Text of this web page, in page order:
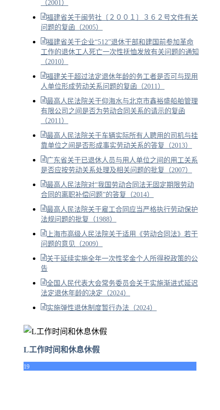
（2001）
福建省关于闽劳社〔２００１〕３６２号文件有关
问题的复函（2005）
福建省关于企业“512”退休干部和建国前参加革命
工作的退休工人死亡一次性抚恤发放有关问题的通知
（2010）
福建关于超过法定退休年龄的务工者是否可与现用
人单位形成劳动关系问题的复函（2011）
最高人民法院关于仰海水与北京市鑫裕盛船舶管理
有限公司之间是否为劳动合同关系的请示的复函
（2011）
最高人民法院关于车辆实际所有人聘用的司机与挂
靠单位之间是否形成事实劳动关系的答复（2013）
广东省关于已退休人员与用人单位之间的用工关系
是否应按劳动关系处理及相关问题的批复（2007）
最高人民法院对“我国劳动合同法无固定期限劳动
合同的离职补偿问题”的答复（2014）
最高人民法院关于雇工合同应当严格执行劳动保护
法规问题的批复（1988）
上海市高级人民法院关于适用《劳动合同法》若干
问题的意见（2009）
关于延续实施全年一次性奖金个人所得税政策的公
告
全国人民代表大会常务委员会关于实施渐进式延迟
法定退休年龄的决定（2024）
实施弹性退休制度暂行办法（2024）
L工作时间和休息休假
19